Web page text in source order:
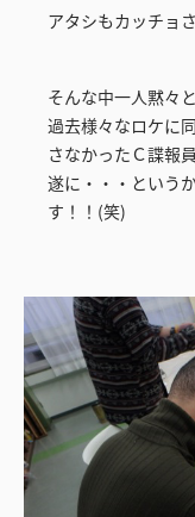
アタシもカッチョ
そんな中一人黙々
過去様々なロケに
さなかったＣ諜報
遂に・・・という
す！！(笑)